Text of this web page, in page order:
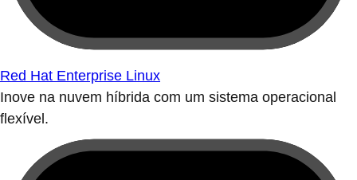
Red Hat Enterprise Linux
Inove na nuvem híbrida com um sistema operacional
flexível.